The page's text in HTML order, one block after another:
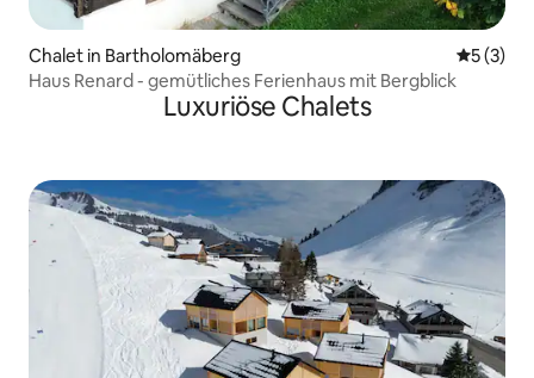
Chalet in Bartholomäberg
5 (3)
Haus Renard - gemütliches Ferienhaus mit Bergblick
Luxuriöse Chalets